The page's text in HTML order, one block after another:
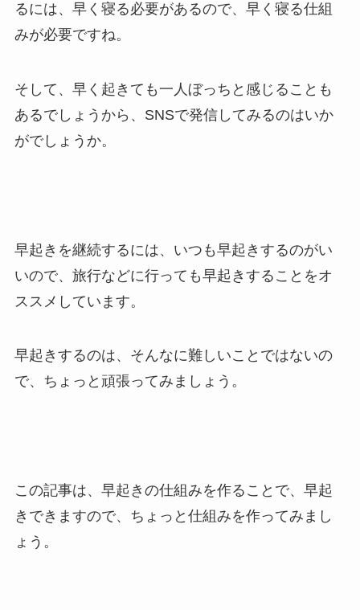
るには、早く寝る必要があるので、早く寝る仕組
みが必要ですね。
そして、早く起きても一人ぼっちと感じることも
あるでしょうから、SNSで発信してみるのはいか
がでしょうか。
早起きを継続するには、いつも早起きするのがい
いので、旅行などに行っても早起きすることをオ
ススメしています。
早起きするのは、そんなに難しいことではないの
で、ちょっと頑張ってみましょう。
この記事は、早起きの仕組みを作ることで、早起
きできますので、ちょっと仕組みを作ってみまし
ょう。